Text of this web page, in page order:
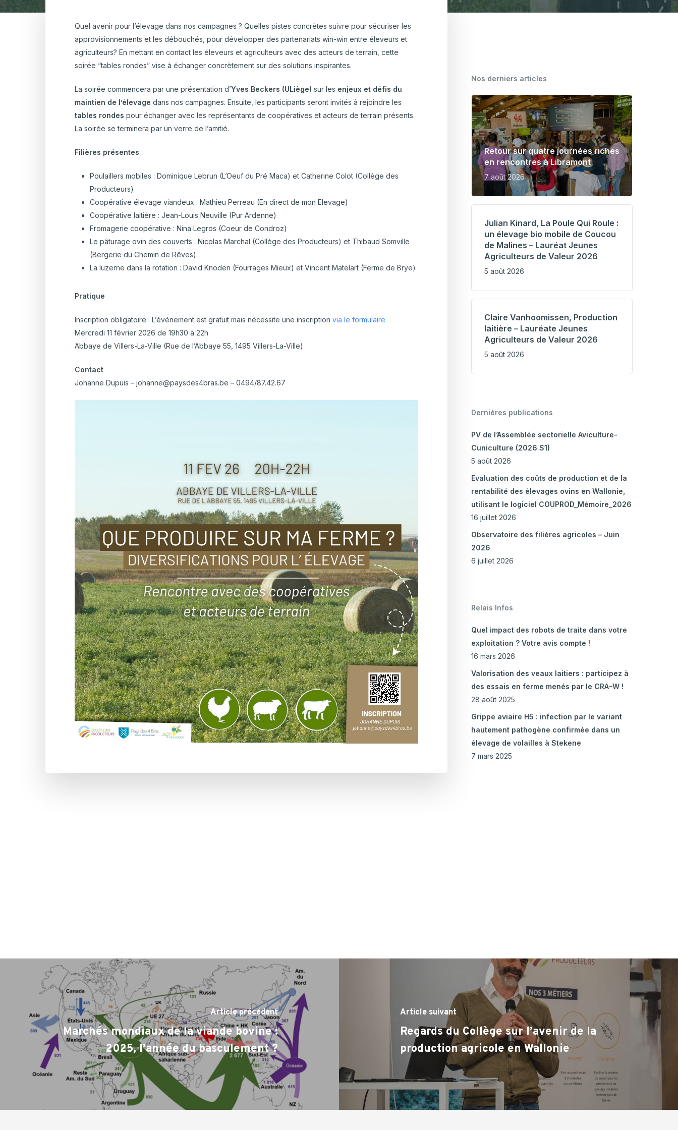
Pommes de terre
Porcs
WALLONNES
WALLONIE
Actualité Aviculture-Cuniculture Bovins laitiers Ovins-Caprins Porcs Viande bovine
Quel avenir pour l’élevage dans nos campagnes ? Quelles pistes concrètes suivre pour sécuriser les
approvisionnements et les débouchés, pour développer des partenariats win-win entre éleveurs et
agriculteurs? En mettant en contact les éleveurs et agriculteurs avec des acteurs de terrain, cette
soirée “tables rondes” vise à échanger concrètement sur des solutions inspirantes.
La soirée commencera par une présentation d’Yves Beckers (ULiège) sur les enjeux et défis du
maintien de l’élevage dans nos campagnes. Ensuite, les participants seront invités à rejoindre les
tables rondes pour échanger avec les représentants de coopératives et acteurs de terrain présents.
La soirée se terminera par un verre de l’amitié.
Filières présentes :
Poulaillers mobiles : Dominique Lebrun (L’Oeuf du Pré Maca) et Catherine Colot (Collège des
Producteurs)
Coopérative élevage viandeux : Mathieu Perreau (En direct de mon Elevage)
Coopérative laitière : Jean-Louis Neuville (Pur Ardenne)
Fromagerie coopérative : Nina Legros (Coeur de Condroz)
Le pâturage ovin des couverts : Nicolas Marchal (Collège des Producteurs) et Thibaud Somville
(Bergerie du Chemin de Rêves)
La luzerne dans la rotation : David Knoden (Fourrages Mieux) et Vincent Matelart (Ferme de Brye)
Pratique
Inscription obligatoire : L’événement est gratuit mais nécessite une inscriptionvia le formulaire
Mercredi 11 février 2026 de 19h30 à 22h
Abbaye de Villers-La-Ville (Rue de l’Abbaye 55, 1495 Villers-La-Ville)
Contact
Johanne Dupuis – johanne@paysdes4bras.be – 0494/87.42.67
Nos derniers articles
Retour sur quatre journées riches
en rencontres à Libramont
7 août 2026
Julian Kinard, La Poule Qui Roule :
un élevage bio mobile de Coucou
de Malines – Lauréat Jeunes
Agriculteurs de Valeur 2026
5 août 2026
Claire Vanhoomissen, Production
laitière – Lauréate Jeunes
Agriculteurs de Valeur 2026
5 août 2026
Dernières publications
PV de l’Assemblée sectorielle Aviculture-
Cuniculture (2026 S1)
5 août 2026
Evaluation des coûts de production et de la
rentabilité des élevages ovins en Wallonie,
utilisant le logiciel COUPROD_Mémoire_2026
16 juillet 2026
Observatoire des filières agricoles – Juin
2026
6 juillet 2026
Relais Infos
Quel impact des robots de traite dans votre
exploitation ? Votre avis compte !
16 mars 2026
Valorisation des veaux laitiers : participez à
des essais en ferme menés par le CRA-W !
28 août 2025
Grippe aviaire H5 : infection par le variant
hautement pathogène confirmée dans un
élevage de volailles à Stekene
7 mars 2025
Article précédent
Marchés mondiaux de la viande bovine :
2025, l’année du basculement ?
Article suivant
Regards du Collège sur l’avenir de la
production agricole en Wallonie